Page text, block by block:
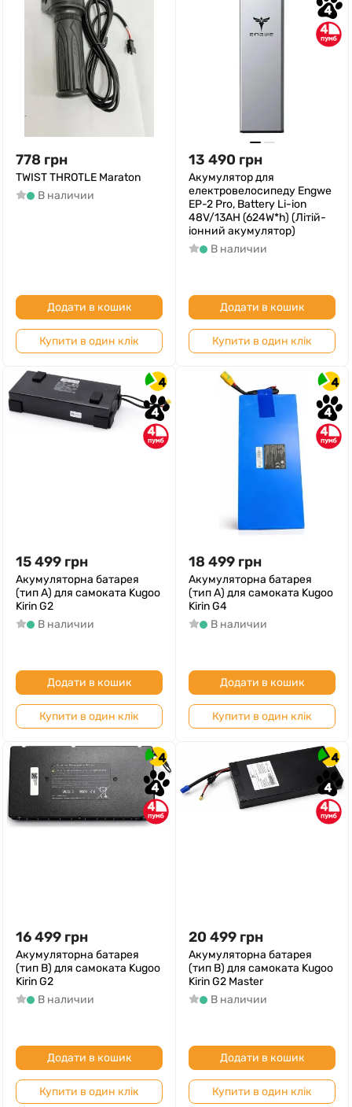
778 грн
TWIST THROTLE Maraton
В наличии
Додати в кошик
Купити в один клік
4
4
13 490 грн
Акумулятор для
електровелосипеду Engwe
EP-2 Pro, Battery Li-ion
48V/13AH (624W*h) (Літій-
іонний акумулятор)
В наличии
Додати в кошик
Купити в один клік
4
4
4
15 499 грн
Акумуляторна батарея
(тип A) для самоката Kugoo
Kirin G2
В наличии
Додати в кошик
Купити в один клік
4
4
4
18 499 грн
Акумуляторна батарея
(тип A) для самоката Kugoo
Kirin G4
В наличии
Додати в кошик
Купити в один клік
4
4
4
16 499 грн
Акумуляторна батарея
(тип B) для самоката Kugoo
Kirin G2
В наличии
Додати в кошик
Купити в один клік
4
4
4
20 499 грн
Акумуляторна батарея
(тип B) для самоката Kugoo
Kirin G2 Master
В наличии
Додати в кошик
Купити в один клік